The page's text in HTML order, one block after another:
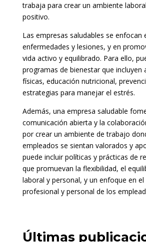
trabaja para crear un ambiente
positivo.
Las empresas saludables se enfocan
enfermedades y lesiones, y en
vida activo y equilibrado. Para ello,
programas de bienestar que incluyen
físicas, educación nutricional,
estrategias para manejar el estrés.
Además, una empresa saludable
comunicación abierta y la
por crear un ambiente de trabajo
empleados se sientan valorados y
puede incluir políticas y prácticas de
que promuevan la flexibilidad, el
laboral y personal, y un enfoque en
profesional y personal de los
Últimas